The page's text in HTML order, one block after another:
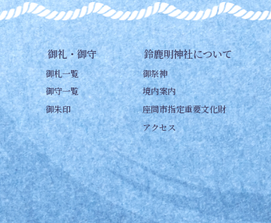
御礼・御守
御札一覧
御守一覧
御朱印
鈴鹿明神社について
御祭神
境内案内
座間市指定重要文化財
アクセス